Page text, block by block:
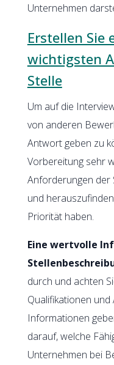
Unternehmen
Erstellen Sie
wichtigsten
Stelle
Um auf die
von anderen
Antwort geben zu
Vorbereitung sehr
Anforderungen der
und
Priorität haben.
Eine wertvolle
durch und achten
Qualifikationen
Informationen
darauf, welche
Unternehmen bei